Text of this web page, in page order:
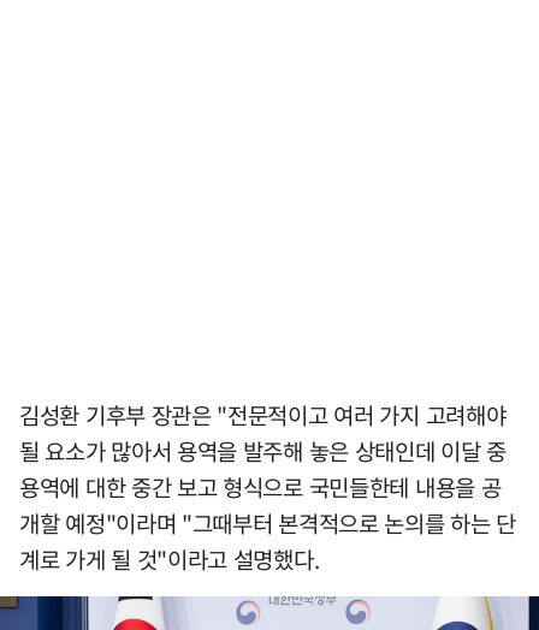
김성환 기후부 장관은 "전문적이고 여러 가지 고려해야
될 요소가 많아서 용역을 발주해 놓은 상태인데 이달 중
용역에 대한 중간 보고 형식으로 국민들한테 내용을 공
개할 예정"이라며 "그때부터 본격적으로 논의를 하는 단
계로 가게 될 것"이라고 설명했다.